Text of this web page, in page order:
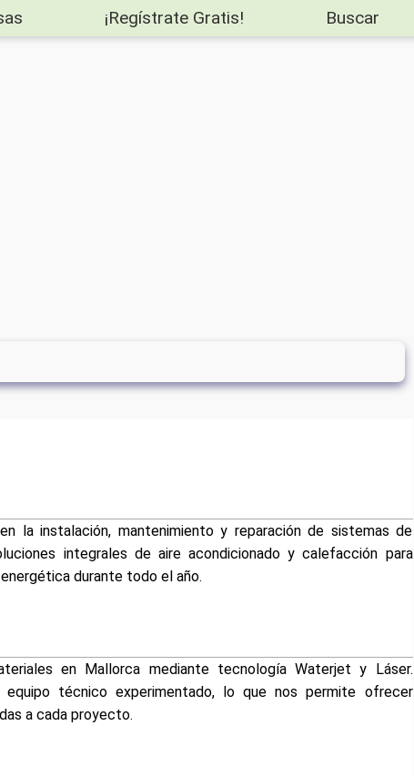
¡Regístrate Gratis! Buscar
la instalación, mantenimiento y reparación de sistemas de
integrales de aire acondicionado y calefacción para
durante todo el año.
en Mallorca mediante tecnología Waterjet y Láser.
técnico experimentado, lo que nos permite ofrecer
a cada proyecto.